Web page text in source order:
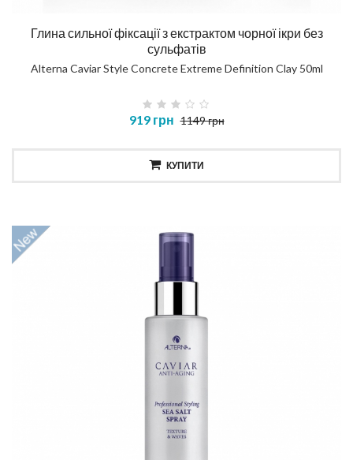
Глина сильної фіксації з екстрактом чорної ікри без
сульфатів
Alterna Caviar Style Concrete Extreme Definition Clay 50ml
919 грн 1149 грн
КУПИТИ